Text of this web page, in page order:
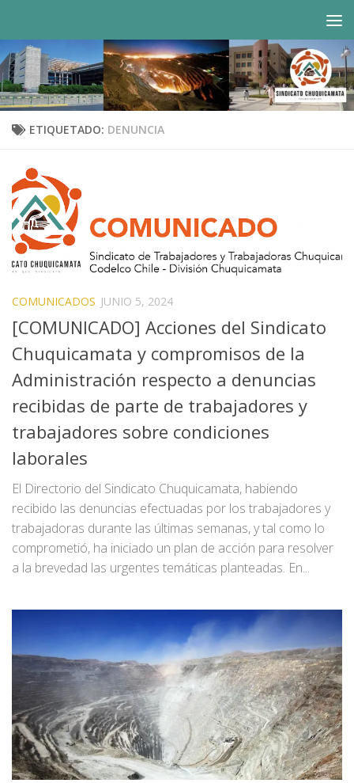
ETIQUETADO: DENUNCIA
COMUNICADOS JUNIO 5, 2024
[COMUNICADO] Acciones del Sindicato
Chuquicamata y compromisos de la
Administración respecto a denuncias
recibidas de parte de trabajadores y
trabajadores sobre condiciones
laborales
El Directorio del Sindicato Chuquicamata, habiendo
recibido las denuncias efectuadas por los trabajadores y
trabajadoras durante las últimas semanas, y tal como lo
comprometió, ha iniciado un plan de acción para resolver
a la brevedad las urgentes temáticas planteadas. En...